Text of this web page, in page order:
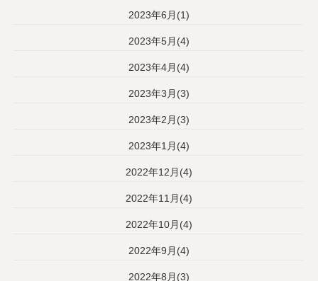
2023年6月(1)
2023年5月(4)
2023年4月(4)
2023年3月(3)
2023年2月(3)
2023年1月(4)
2022年12月(4)
2022年11月(4)
2022年10月(4)
2022年9月(4)
2022年8月(3)